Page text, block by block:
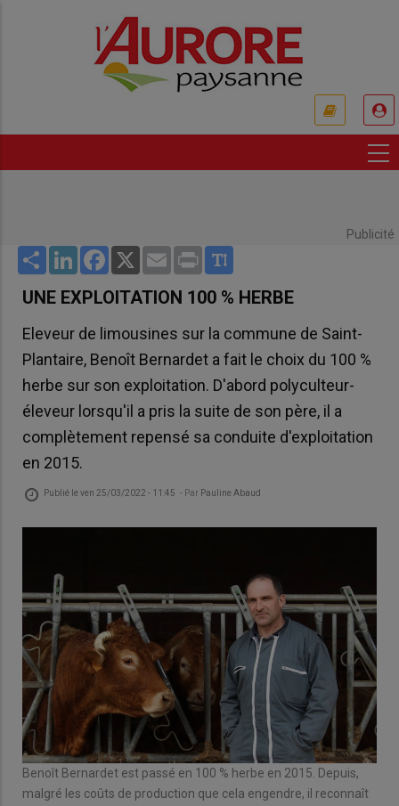
Publicité
Share LinkedInFacebook
X Email Print
UNE EXPLOITATION 100 % HERBE
Eleveur de limousines sur la commune de Saint-
Plantaire, Benoît Bernardet a fait le choix du 100 %
herbe sur son exploitation. D'abord polyculteur-
éleveur lorsqu'il a pris la suite de son père, il a
complètement repensé sa conduite d'exploitation
en 2015.
Publié leven 25/03/2022 - 11:45 - Par Pauline Abaud
Benoît Bernardet est passé en 100 % herbe en 2015. Depuis,
malgré les coûts de production que cela engendre, il reconnaît